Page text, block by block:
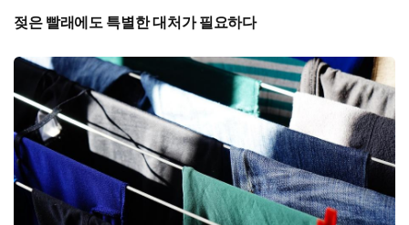
젖은 빨래에도 특별한 대처가 필요하다